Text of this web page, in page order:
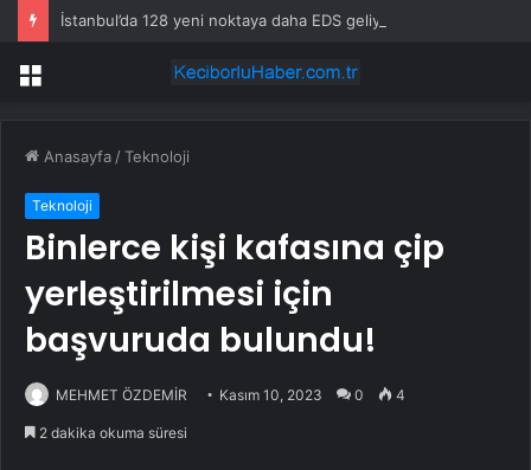
İstanbul’da 128 yeni noktaya daha EDS geliyor
Menü
Anasayfa /Teknoloji
Teknoloji
Binlerce kişi kafasına çip
yerleştirilmesi için
başvuruda bulundu!
MEHMET ÖZDEMİR Kasım 10, 2023 0 4
2 dakika okuma süresi